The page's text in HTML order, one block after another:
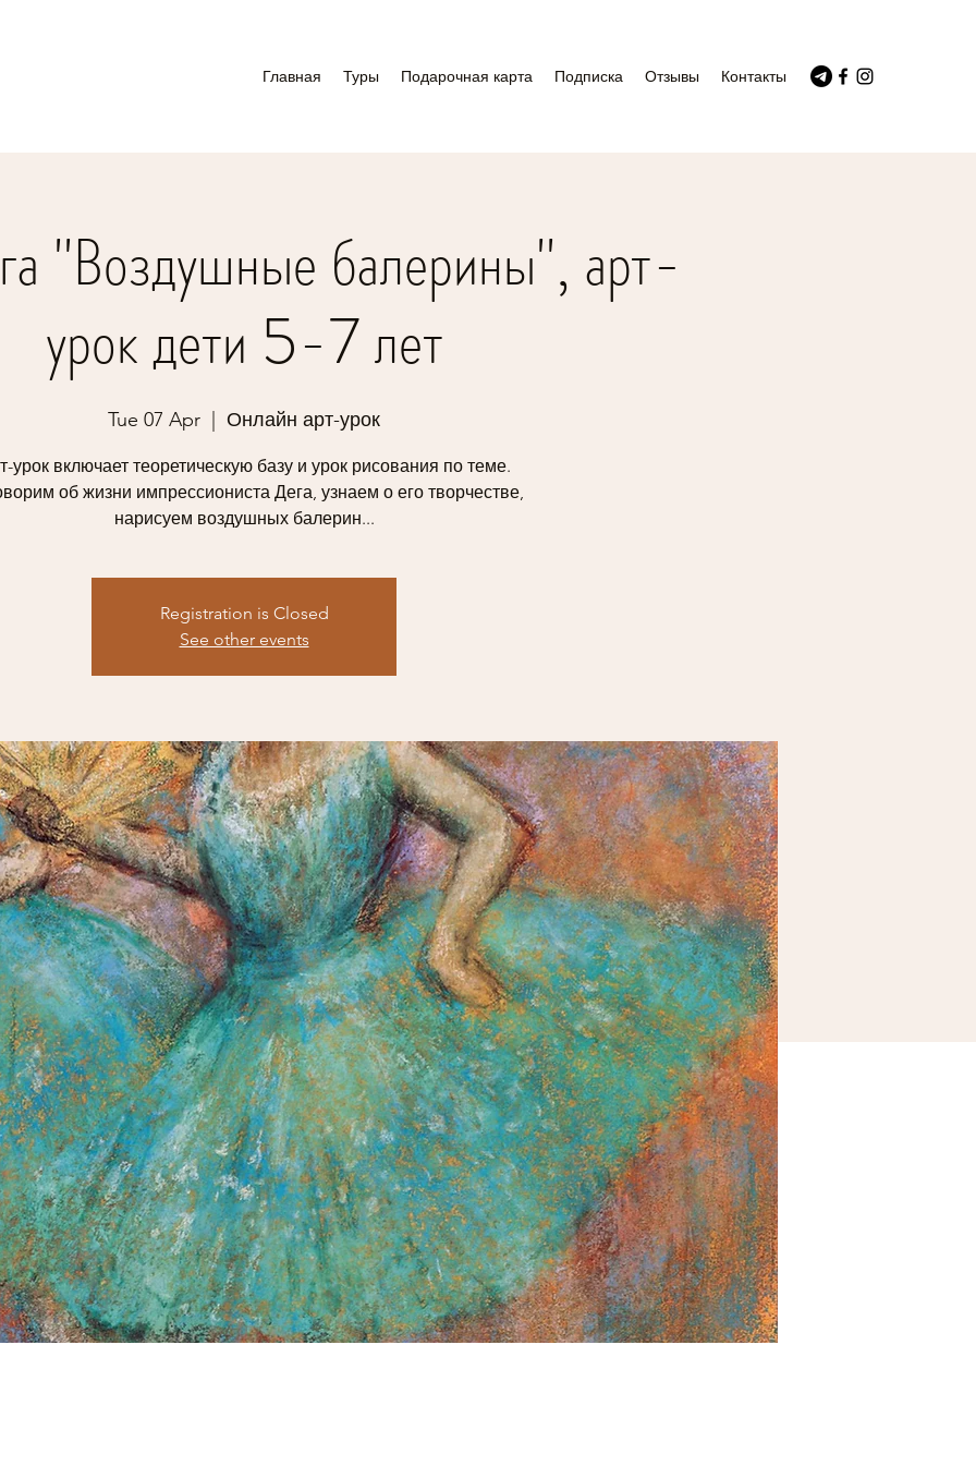
Главная Туры Подарочная карта Подписка Отзывы Контакты
"Воздушные балерины", арт-
урок дети 5-7 лет
Tue 07 Apr Онлайн арт-урок
урок включает теоретическую базу и урок рисования по теме.
об жизни импрессиониста Дега, узнаем о его творчестве,
нарисуем воздушных балерин...
Registration is Closed
See other events